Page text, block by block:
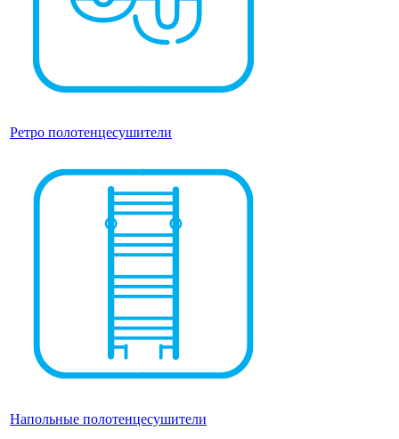
Ретро полотенцесушители
Напольные полотенцесушители